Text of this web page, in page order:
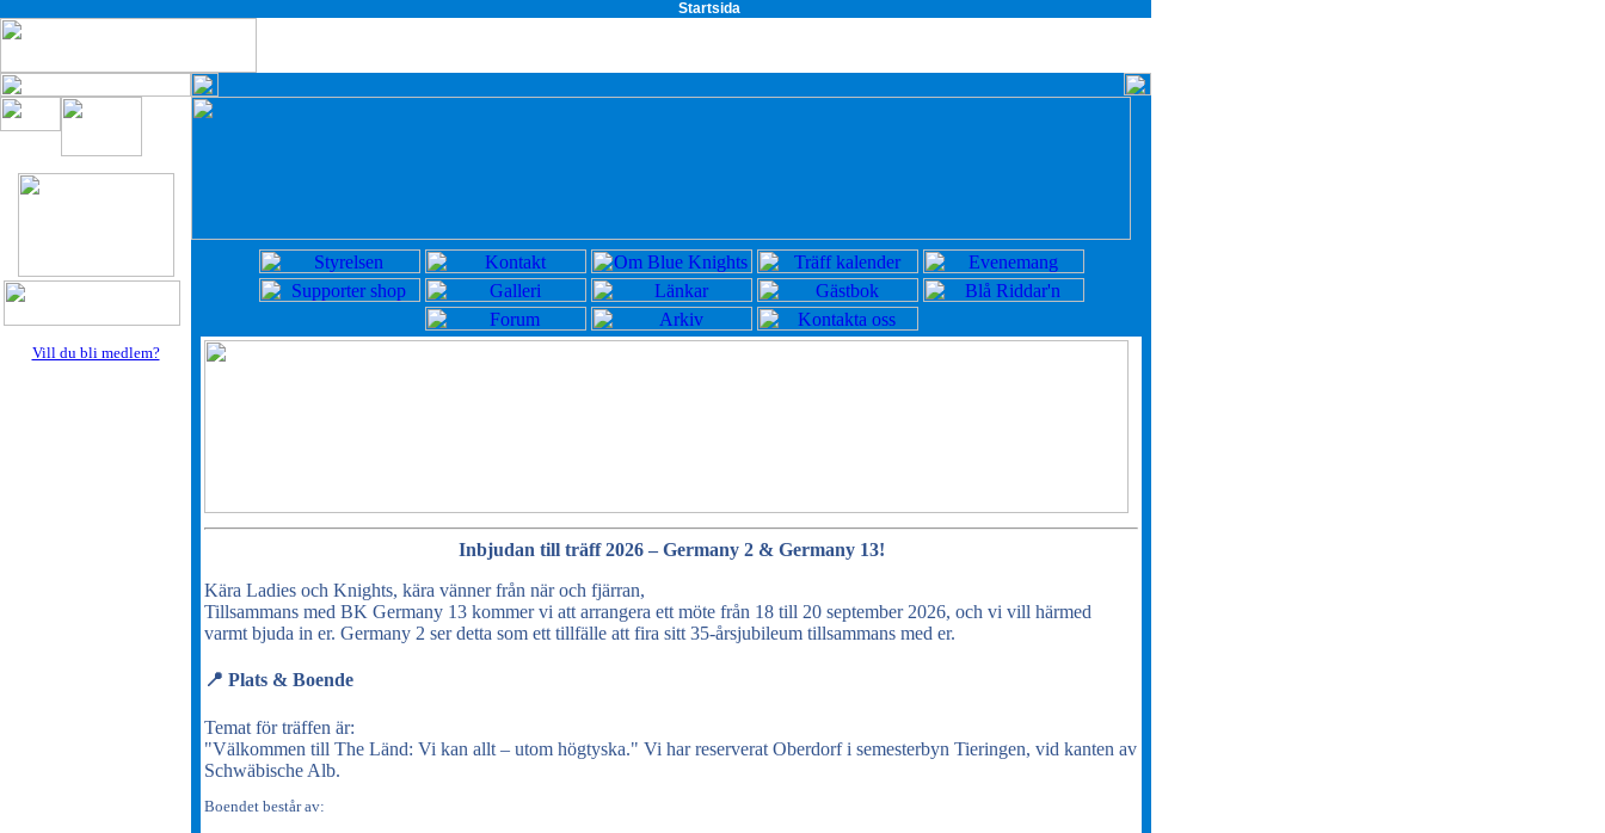
Startsida
Vill du bli medlem?
Inbjudan till träff 2026 – Germany 2 & Germany 13!
Kära Ladies och Knights, kära vänner från när och fjärran,
Tillsammans med BK Germany 13 kommer vi att arrangera ett möte från 18 till 20 september 2026, och vi vill härmed
varmt bjuda in er. Germany 2 ser detta som ett tillfälle att fira sitt 35-årsjubileum tillsammans med er.
📍 Plats & Boende
Temat för träffen är:
"Välkommen till The Länd: Vi kan allt – utom högtyska." Vi har reserverat Oberdorf i semesterbyn Tieringen, vid kanten av
Schwäbische Alb.
Boendet består av: